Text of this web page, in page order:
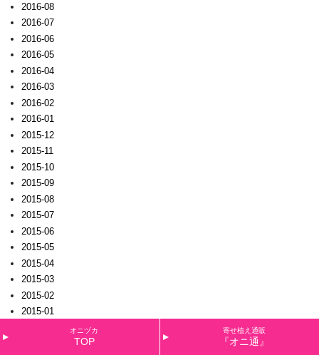
2016-08
2016-07
2016-06
2016-05
2016-04
2016-03
2016-02
2016-01
2015-12
2015-11
2015-10
2015-09
2015-08
2015-07
2015-06
2015-05
2015-04
2015-03
2015-02
2015-01
オニヅカ
TOP
寄せ植え通販
『オニ通』